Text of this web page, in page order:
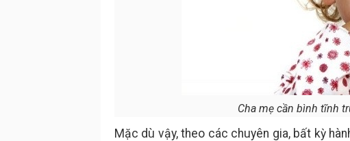
Cha mẹ cần bình tĩnh
Mặc dù vậy, theo các chuyên gia, bất kỳ